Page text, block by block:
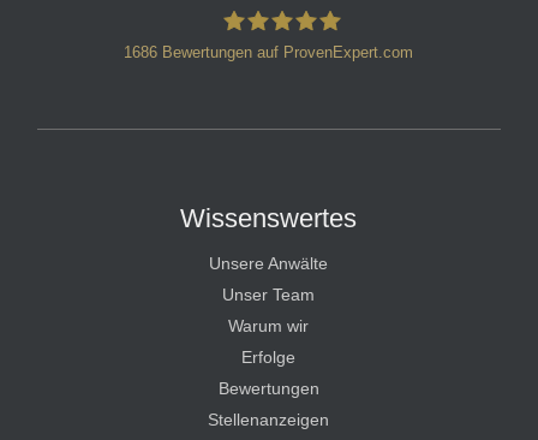
1686 Bewertungen auf ProvenExpert.com
Wissenswertes
Unsere Anwälte
Unser Team
Warum wir
Erfolge
Bewertungen
Stellenanzeigen